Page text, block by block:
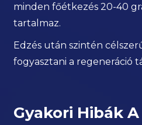
minden főétkezés 20-40
tartalmaz.
Edzés után szintén
fogyasztani a regeneráció
Gyakori Hibák A